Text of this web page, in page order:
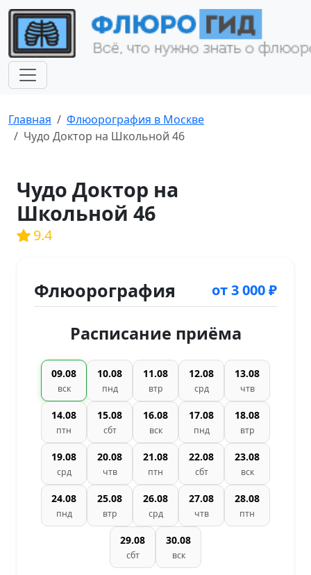
Главная
Флюорография в Москве
Чудо Доктор на Школьной 46
Чудо Доктор на
Школьной 46
9.4
Флюорография от 3 000 ₽
Расписание приёма
09.08
вск
10.08
пнд
11.08
втр
12.08
срд
13.08
чтв
14.08
птн
15.08
сбт
16.08
вск
17.08
пнд
18.08
втр
19.08
срд
20.08
чтв
21.08
птн
22.08
сбт
23.08
вск
24.08
пнд
25.08
втр
26.08
срд
27.08
чтв
28.08
птн
29.08
сбт
30.08
вск